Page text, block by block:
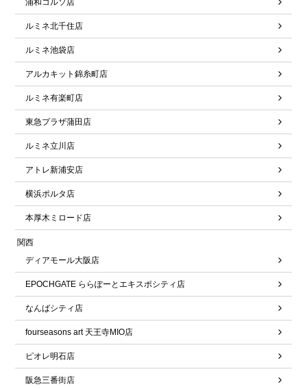
浦和コルソ店
ルミネ北千住店
ルミネ池袋店
アルカキット錦糸町店
ルミネ有楽町店
東急プラザ蒲田店
ルミネ立川店
アトレ新浦安店
横浜ポルタ店
本厚木ミロード店
関西
ディアモール大阪店
EPOCHGATE ららぽーとエキスポシティ店
なんばシティ店
fourseasons art 天王寺MIO店
ピオレ明石店
阪急三番街店